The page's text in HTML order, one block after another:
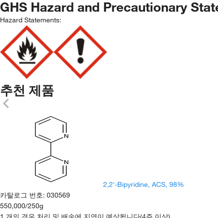
GHS Hazard and Precautionary
Hazard Statements:
추천 제품
2,2'-Bipyridine, ACS, 98%
카탈로그 번호: 030569
550,000/250g
1 개의 경우 처리 및 배송에 지연이 예상됩니다(4주 이상).